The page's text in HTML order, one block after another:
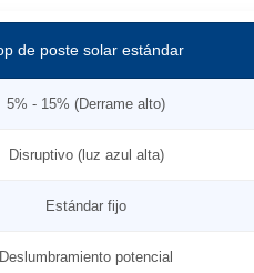
de poste solar estándar
5% - 15% (Derrame alto)
Disruptivo (luz azul alta)
Estándar fijo
Deslumbramiento potencial